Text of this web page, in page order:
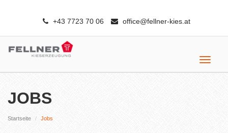
+43 7723 70 06 office@fellner-kies.at
Toggle
JOBS
Startseite Jobs